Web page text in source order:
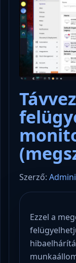
Szerző:
Ezzel a